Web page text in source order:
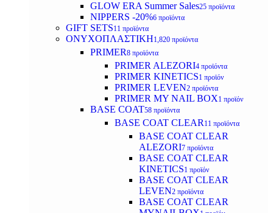
GLOW ERA Summer Sales25 προϊόντα
NIPPERS -20%6 προϊόντα
GIFT SETS11 προϊόντα
ΟΝΥΧΟΠΛΑΣΤΙΚΗ1,820 προϊόντα
PRIMER8 προϊόντα
PRIMER ALEZORI4 προϊόντα
PRIMER KINETICS1 προϊόν
PRIMER LEVEN2 προϊόντα
PRIMER MY NAIL BOX1 προϊόν
BASE COAT58 προϊόντα
BASE COAT CLEAR 11 προϊόντα
BASE COAT CLEAR
ALEZORI7 προϊόντα
BASE COAT CLEAR
KINETICS1 προϊόν
BASE COAT CLEAR
LEVEN2 προϊόντα
BASE COAT CLEAR